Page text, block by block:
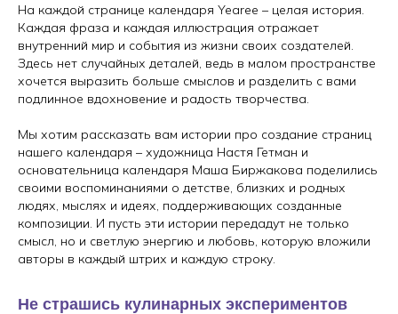
На каждой странице календаря Yearee – целая история.
Каждая фраза и каждая иллюстрация отражает
внутренний мир и события из жизни своих создателей.
Здесь нет случайных деталей, ведь в малом пространстве
хочется выразить больше смыслов и разделить с вами
подлинное вдохновение и радость творчества.
Мы хотим рассказать вам истории про создание страниц
нашего календаря – художница Настя Гетман и
основательница календаря Маша Биржакова поделились
своими воспоминаниями о детстве, близких и родных
людях, мыслях и идеях, поддерживающих созданные
композиции. И пусть эти истории передадут не только
смысл, но и светлую энергию и любовь, которую вложили
авторы в каждый штрих и каждую строку.
Не страшись кулинарных экспериментов